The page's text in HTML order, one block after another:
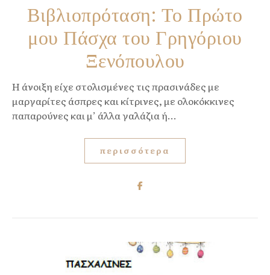
Βιβλιοπρόταση: Το Πρώτο
μου Πάσχα του Γρηγόριου
Ξενόπουλου
Η άνοιξη είχε στολισμένες τις πρασινάδες με
μαργαρίτες άσπρες και κίτρινες, με ολοκόκκινες
παπαρούνες και μ’ άλλα γαλάζια ή...
περισσότερα